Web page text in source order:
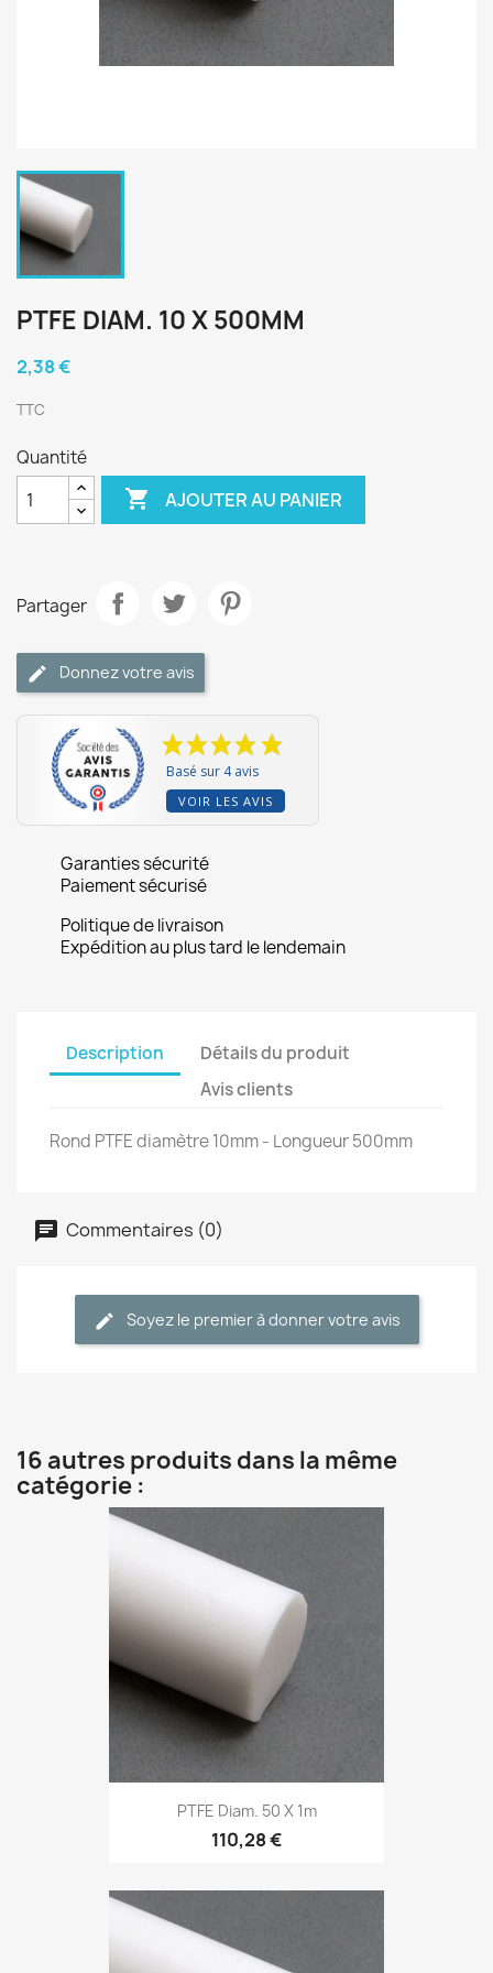
PTFE DIAM. 10 X 500MM
2,38 €
TTC
Quantité
 AJOUTER AU PANIER
Partager
Donnez votre avis
Basé sur 4 avis
VOIR LES AVIS
Garanties sécurité
Paiement sécurisé
Politique de livraison
Expédition au plus tard le lendemain
Description
Détails du produit
Avis clients
Rond PTFE diamètre 10mm - Longueur 500mm
Commentaires (0)
Soyez le premier à donner votre avis
16 autres produits dans la même
catégorie :
PTFE Diam. 50 X 1m
110,28 €